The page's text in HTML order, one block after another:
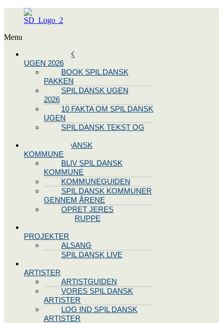
Menu
SPIL DANSK
UGEN 2026
BOOK SPIL DANSK
PAKKEN
SPIL DANSK UGEN
2026
10 FAKTA OM SPIL DANSK
UGEN
SPIL DANSK TEKST OG
BLIV SPIL DANSK
KOMMUNE
BLIV SPIL DANSK
KOMMUNE
KOMMUNEGUIDEN
SPIL DANSK KOMMUNER
GENNEM ÅRENE
OPRET JERES
STYREGRUPPE
PROJEKTER
ALSANG
SPIL DANSK LIVE
ARTISTER
ARTISTGUIDEN
VORES SPIL DANSK
ARTISTER
LOG IND SPIL DANSK
ARTISTER